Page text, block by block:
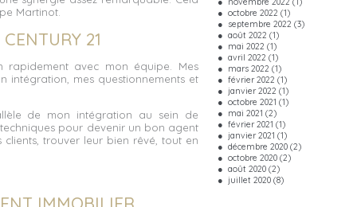
Martinot.
21
rapidement avec mon équipe. Mes
intégration, mes questionnements et
de mon intégration au sein de
pour devenir un bon agent
clients, trouver leur bien rêvé, tout en
octobre 2022 (1)
septembre 2022 (3)
août 2022 (1)
mai 2022 (1)
avril 2022 (1)
mars 2022 (1)
février 2022 (1)
janvier 2022 (1)
octobre 2021 (1)
mai 2021 (2)
février 2021 (1)
janvier 2021 (1)
décembre 2020 (2)
octobre 2020 (2)
août 2020 (2)
juillet 2020 (8)